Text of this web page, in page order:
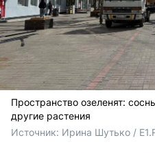
Пространство озеленят:
другие растения
Источник: Ирина Шутько /